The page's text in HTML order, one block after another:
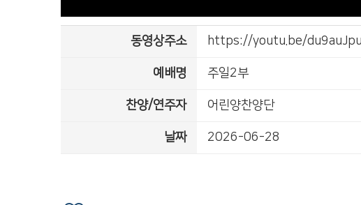
동영상주소 https://youtu.be/
예배명 주일2부
찬양/연주자 어린양찬양단
날짜 2026-06-28